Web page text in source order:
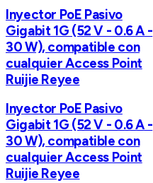
Inyector PoE Pasivo
Gigabit 1G (52 V - 0.6 A -
30 W), compatible con
cualquier Access Point
Ruijie Reyee
Inyector PoE Pasivo
Gigabit 1G (52 V - 0.6 A -
30 W), compatible con
cualquier Access Point
Ruijie Reyee